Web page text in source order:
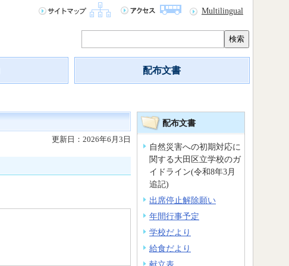
Multilingual
検索
配布文書
更新日：2026年6月3日
配布文書
自然災害への初期対応に
関する大田区立学校のガ
イドライン(令和8年3月
追記)
出席停止解除願い
年間行事予定
学校だより
給食だより